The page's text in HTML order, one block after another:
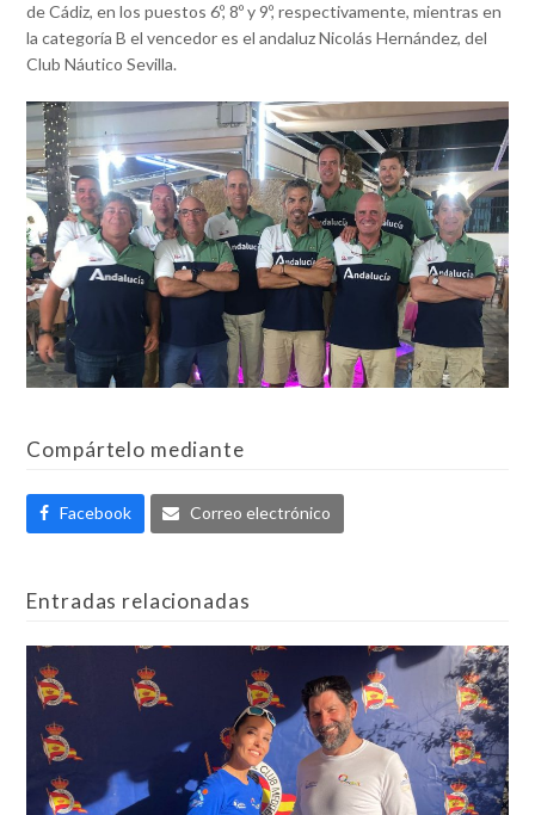
de Cádiz, en los puestos 6º, 8º y 9º, respectivamente, mientras en
la categoría B el vencedor es el andaluz Nicolás Hernández, del
Club Náutico Sevilla.
Compártelo mediante
Facebook Correo electrónico
Entradas relacionadas